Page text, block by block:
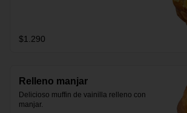
$1.290
Relleno manjar
Delicioso muffin de vainilla relleno con
manjar.